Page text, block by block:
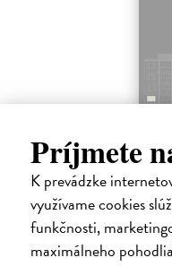
Príjmete
K prevádzke
využívame cookies
funkčnosti,
maximálneho
Záznam o
Ábelová Mirka| Kniha
Po úspešných a